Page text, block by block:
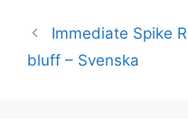
Immediate Spike
bluff – Svenska